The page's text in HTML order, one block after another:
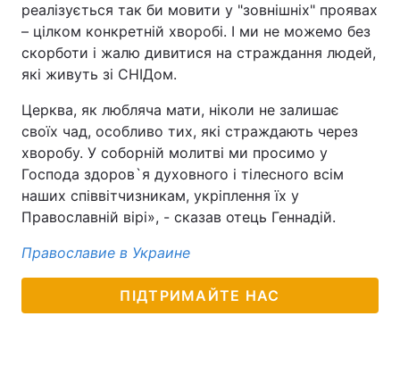
реалізується так би мовити у "зовнішніх" проявах
– цілком конкретній хворобі. І ми не можемо без
скорботи і жалю дивитися на страждання людей,
які живуть зі СНІДом.
Церква, як любляча мати, ніколи не залишає
своїх чад, особливо тих, які страждають через
хворобу. У соборній молитві ми просимо у
Господа здоров`я духовного і тілесного всім
наших співвітчизникам, укріплення їх у
Православній вірі», - сказав отець Геннадій.
Православие в Украине
ПІДТРИМАЙТЕ НАС